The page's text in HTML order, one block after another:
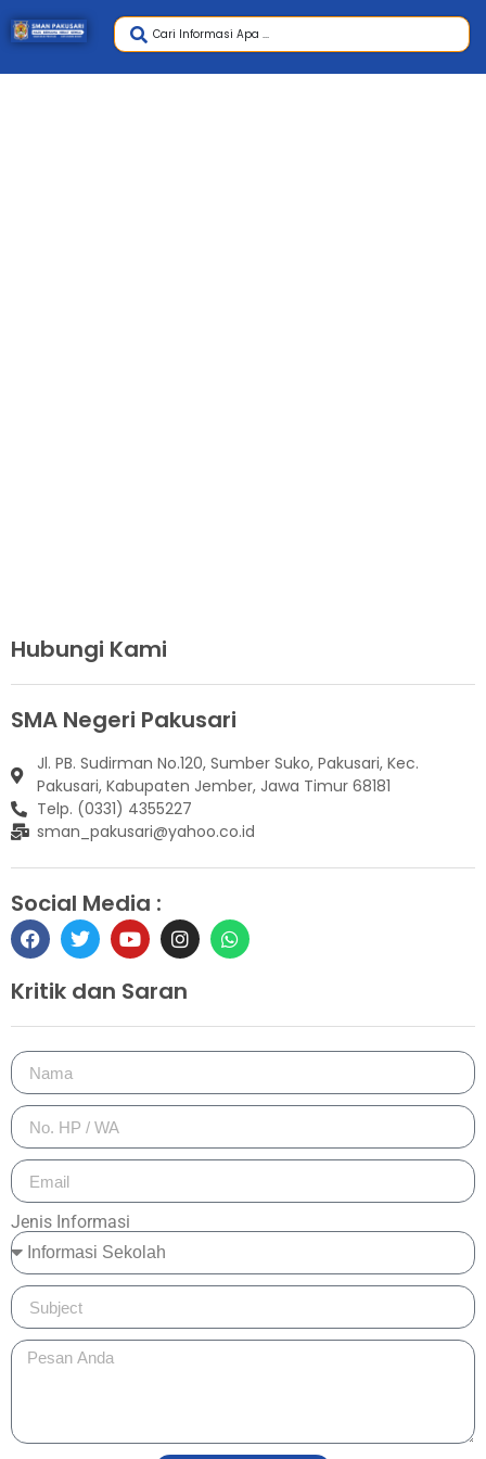
Hubungi Kami
SMA Negeri Pakusari
Jl. PB. Sudirman No.120, Sumber Suko, Pakusari, Kec.
Pakusari, Kabupaten Jember, Jawa Timur 68181
Telp. (0331) 4355227
sman_pakusari@yahoo.co.id
Social Media :
Kritik dan Saran
Jenis Informasi